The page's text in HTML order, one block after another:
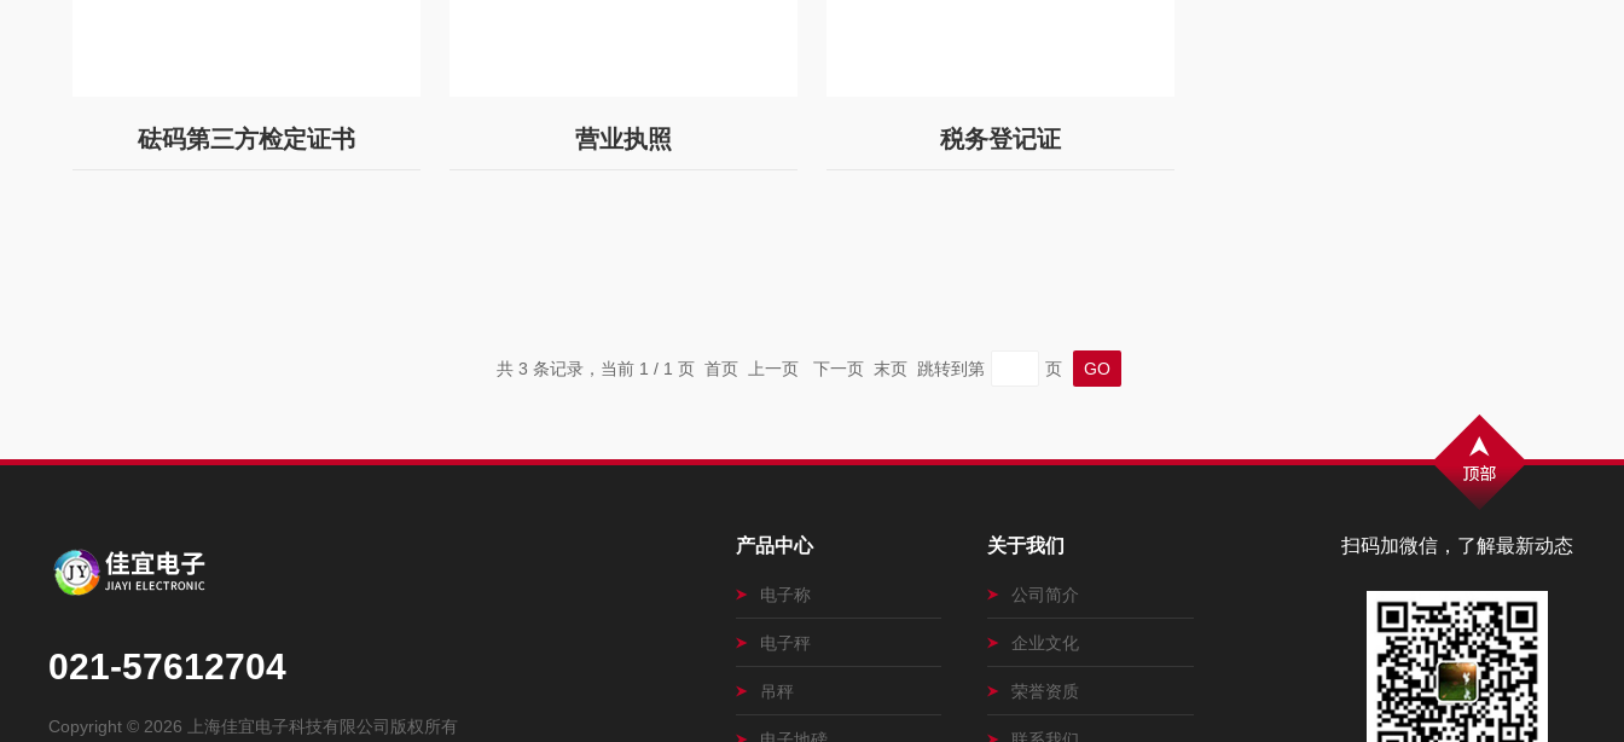
砝码第三方检定证书 营业执照 税务登记证
共 3 条记录，当前 1 / 1 页 首页 上一页 下一页 末页 跳转到第 页
扫码加微信，了解最新动态
021-57612704
Copyright © 2026 上海佳宜电子科技有限公司版权所有
产品中心
电子称
电子秤
吊秤
关于我们
公司简介
企业文化
荣誉资质